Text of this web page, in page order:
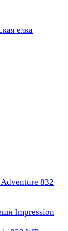
елка
832
Impression